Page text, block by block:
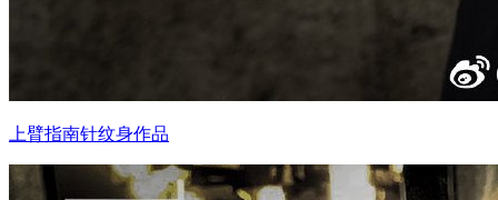
上臂指南针纹身作品